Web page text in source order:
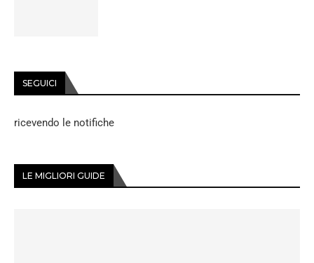
SEGUICI
ricevendo le notifiche
LE MIGLIORI GUIDE